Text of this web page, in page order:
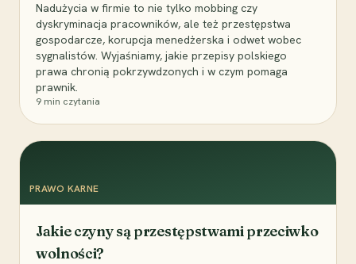
Nadużycia w firmie to nie tylko mobbing czy
dyskryminacja pracowników, ale też przestępstwa
gospodarcze, korupcja menedżerska i odwet wobec
sygnalistów. Wyjaśniamy, jakie przepisy polskiego
prawa chronią pokrzywdzonych i w czym pomaga
prawnik.
9 min czytania
PRAWO KARNE
Jakie czyny są przestępstwami przeciwko
wolności?